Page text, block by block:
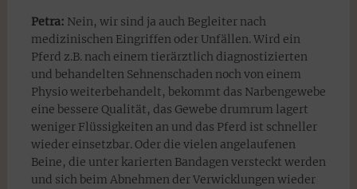
Petra: Nein, wir sind ja auch Begleiter nach
medizinischen Eingriffen oder Unfällen. Wird ein
Pferd z.B. nach einem tierärztlich diagnostizierten
und behandelten Sehnenschaden noch von einem
Physio weiterbehandelt, bekommt das Narbengewebe
eine bessere Qualität, das Gewebe drumrum lagert
weniger Flüssigkeiten an und das Pferd ist schneller
wieder einsetzbar. Oder die vielen angelaufenen
Beine, die unter karierten Bandagen versteckt werden
und sich beim Abnehmen der Verwicklungen wieder